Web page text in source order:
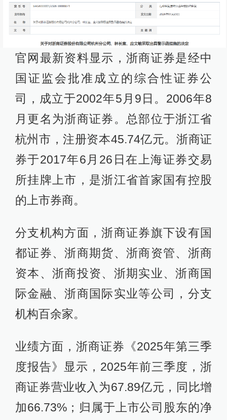
官网最新资料显示，浙商证券是经中
国证监会批准成立的综合性证券公
司，成立于2002年5月9日。2006年8
月更名为浙商证券。总部位于浙江省
杭州市，注册资本45.74亿元。浙商证
券于2017年6月26日在上海证券交易
所挂牌上市，是浙江省首家国有控股
的上市券商。
分支机构方面，浙商证券旗下设有国
都证券、浙商期货、浙商资管、浙商
资本、浙商投资、浙期实业、浙商国
际金融、浙商国际实业等公司，分支
机构百余家。
业绩方面，浙商证券《2025年第三季
度报告》显示，2025年前三季度，浙
商证券营业收入为67.89亿元，同比增
加66.73%；归属于上市公司股东的净